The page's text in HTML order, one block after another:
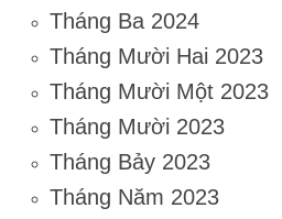
Tháng Ba 2024
Tháng Mười Hai 2023
Tháng Mười Một 2023
Tháng Mười 2023
Tháng Bảy 2023
Tháng Năm 2023